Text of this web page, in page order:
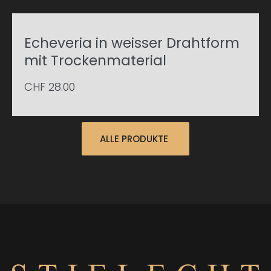
Echeveria in weisser Drahtform
mit Trockenmaterial
CHF 28.00
ALLE PRODUKTE